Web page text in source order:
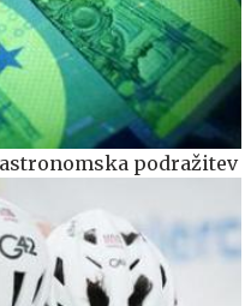
podražitev